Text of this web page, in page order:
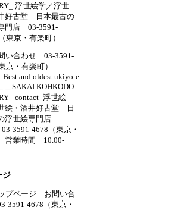
浮世絵学／浮世
好古堂 日本最古の
門店 03-3591-
京・有楽町）
い合わせ 03-3591-
京・有楽町）
and oldest ukiyo-e
＿SAKAI KOHKODO
contact_浮世絵
・酒井好古堂 日
浮世絵専門店
3591-4678（東京・
営業時間 10.00-
ジ
プページ お問い合
3591-4678（東京・